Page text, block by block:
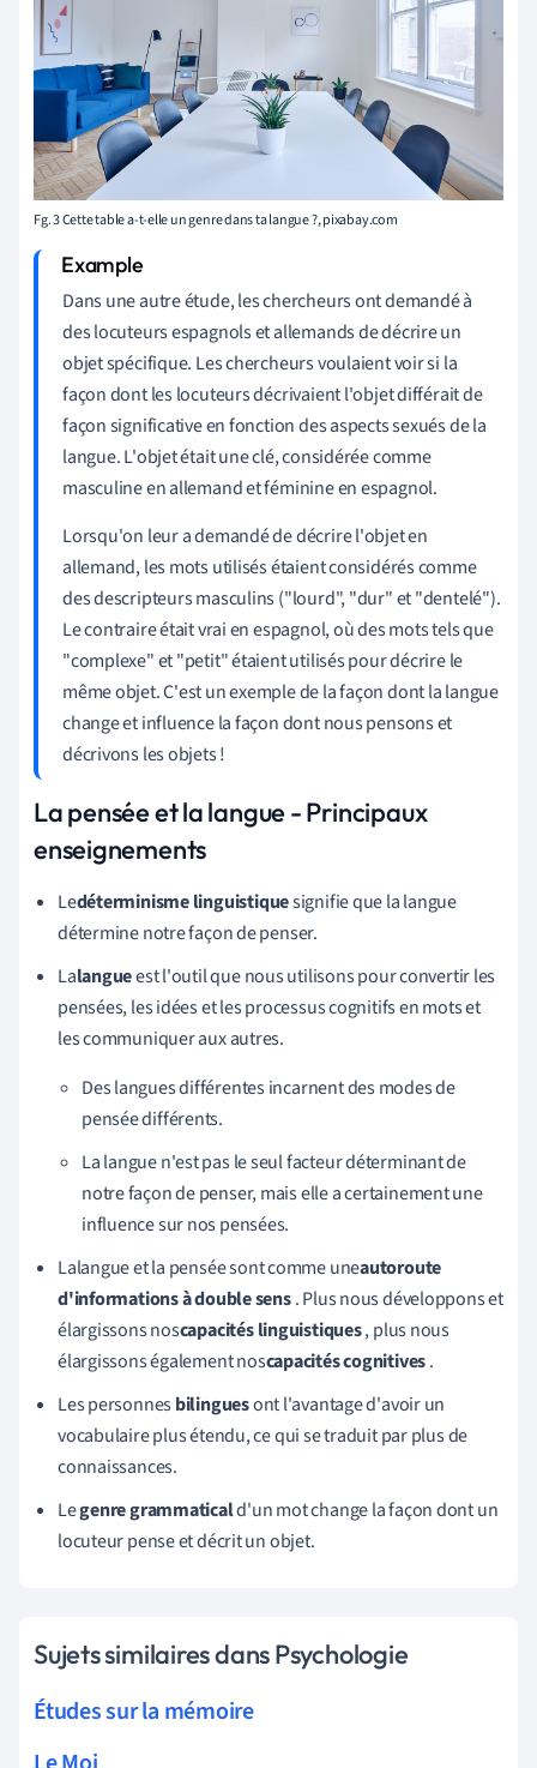
Fg. 3 Cette table a-t-elle un genre dans ta langue ?, pixabay.com
Dans une autre étude, les chercheurs ont demandé à
des locuteurs espagnols et allemands de décrire un
objet spécifique. Les chercheurs voulaient voir si la
façon dont les locuteurs décrivaient l'objet différait de
façon significative en fonction des aspects sexués de la
langue. L'objet était une clé, considérée comme
masculine en allemand et féminine en espagnol.
Lorsqu'on leur a demandé de décrire l'objet en
allemand, les mots utilisés étaient considérés comme
des descripteurs masculins ("lourd", "dur" et "dentelé").
Le contraire était vrai en espagnol, où des mots tels que
"complexe" et "petit" étaient utilisés pour décrire le
même objet. C'est un exemple de la façon dont la langue
change et influence la façon dont nous pensons et
décrivons les objets !
La pensée et la langue - Principaux
enseignements
Ledéterminisme linguistiquesignifie que la langue
détermine notre façon de penser.
Lalangueest l'outil que nous utilisons pour convertir les
pensées, les idées et les processus cognitifs en mots et
les communiquer aux autres.
Des langues différentes incarnent des modes de
pensée différents.
La langue n'est pas le seul facteur déterminant de
notre façon de penser, mais elle a certainement une
influence sur nos pensées.
Lalangue et la pensée sont comme uneautoroute
d'informations à double sens.Plusnous développons et
élargissons noscapacités linguistiques, plus nous
élargissons également noscapacités cognitives.
Les personnesbilinguesont l'avantage d'avoir un
vocabulaire plus étendu, ce qui se traduit par plus de
connaissances.
Legenre grammaticald'un mot change la façon dont un
locuteur pense et décrit un objet.
Sujets similaires dans Psychologie
Études sur la mémoire